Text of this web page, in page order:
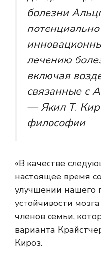
болезни
лечению
включая
связанные с
— Якил Т.
философии
«В качестве
настоящее время
улучшении нашего
устойчивости
членов семьи,
варианта
Кироз.